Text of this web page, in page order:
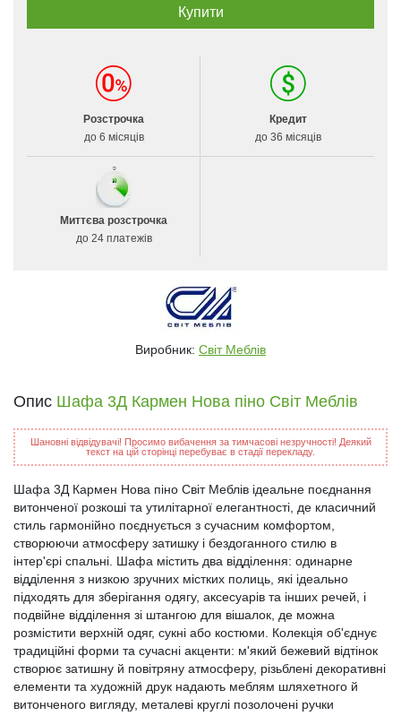
Розстрочка
до 6 місяців
Кредит
до 36 місяців
Миттєва розстрочка
до 24 платежів
Виробник: Світ Меблів
Опис Шафа 3Д Кармен Нова піно Світ Меблів
Шановні відвідувачі! Просимо вибачення за тимчасові незручності! Деякий
текст на цій сторінці перебуває в стадії перекладу.
Шафа 3Д Кармен Нова піно Світ Меблів ідеальне поєднання
витонченої розкоші та утилітарної елегантності, де класичний
стиль гармонійно поєднується з сучасним комфортом,
створюючи атмосферу затишку і бездоганного стилю в
інтер'єрі спальні. Шафа містить два відділення: одинарне
відділення з низкою зручних містких полиць, які ідеально
підходять для зберігання одягу, аксесуарів та інших речей, і
подвійне відділення зі штангою для вішалок, де можна
розмістити верхній одяг, сукні або костюми. Колекція об'єднує
традиційні форми та сучасні акценти: м'який бежевий відтінок
створює затишну й повітряну атмосферу, різьблені декоративні
елементи та художній друк надають меблям шляхетного й
витонченого вигляду, металеві круглі позолочені ручки